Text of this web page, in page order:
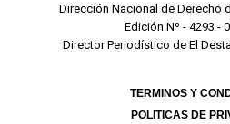
Dirección Nacional de Derecho
Edición Nº - 4293 -
Director Periodístico de El
TERMINOS Y
POLITICAS DE